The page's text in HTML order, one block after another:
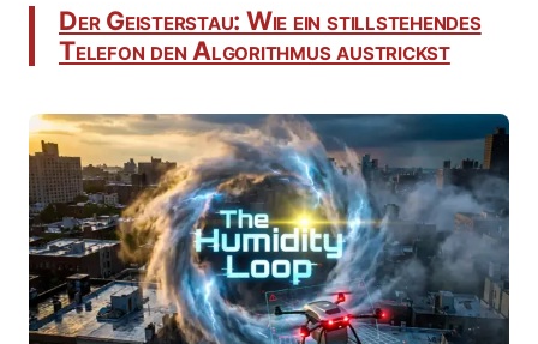
Der Geisterstau: Wie ein stillstehendes
Telefon den Algorithmus austrickst